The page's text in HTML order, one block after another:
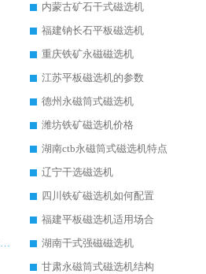
内蒙古矿石干式磁选机
福建钠长石平板磁选机
重庆铁矿永磁磁选机
江苏平板磁选机的参数
德州永磁筒式磁选机
潍坊铁矿磁选机价格
湖南ctb永磁筒式磁选机特点
辽宁干选磁选机
四川铁矿磁选机如何配置
福建平板磁选机适用场合
江西平板全自动磁选机生产厂家
湖南干式强磁磁选机
甘肃永磁筒式磁选机结构